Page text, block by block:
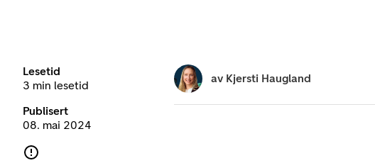
Lesetid
3 min lesetid
Publisert
08. mai 2024
av Kjersti Haugland